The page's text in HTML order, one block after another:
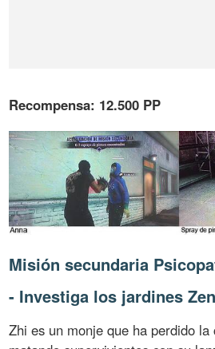
Recompensa: 12.500 PP
Misión secundaria
- Investiga los jardines Zen
Zhi es un monje que ha perdido la